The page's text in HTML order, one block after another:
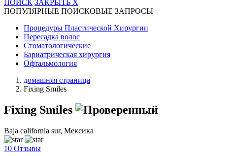
ПОИСК ЗАКРЫТЬ X
ПОПУЛЯРНЫЕ ПОИСКОВЫЕ ЗАПРОСЫ
Процедуры Пластической Хирургии
Пересадка волос
Стоматологические
Бариатрическая хирургия
Офтальмология
домашняя страница
Fixing Smiles
Fixing Smiles
Baja california sur, Мексика
10 Отзывы